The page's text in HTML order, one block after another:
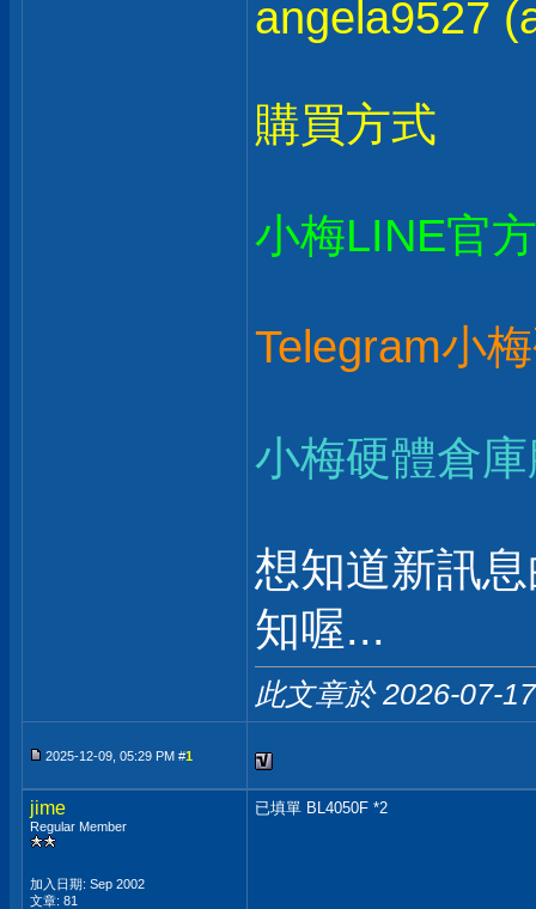
angela9527
購買方式
小梅LINE官
Telegram小
小梅硬體倉
想知道新訊
知喔...
此文章於 2026-07-
2025-12-09, 05:29 PM #1
jime
Regular Member
加入日期: Sep 2002
文章: 81
已填單 BL4050F *2